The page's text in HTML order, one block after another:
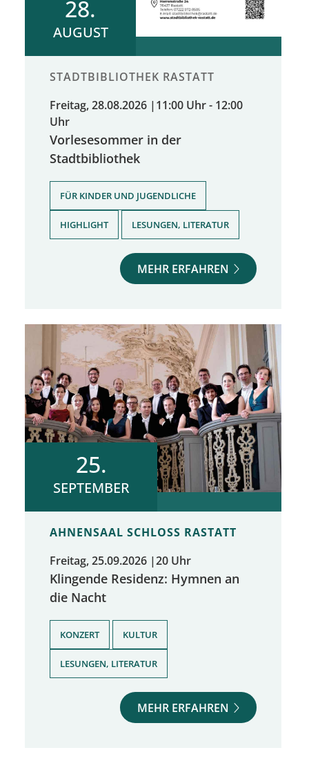
28.
AUGUST
STADTBIBLIOTHEK RASTATT
Freitag, 28.08.2026 | 11:00 Uhr - 12:00
Uhr
Vorlesesommer in der
Stadtbibliothek
FÜR KINDER UND JUGENDLICHE
HIGHLIGHT LESUNGEN, LITERATUR
MEHR ERFAHREN
25.
SEPTEMBER
AHNENSAAL SCHLOSS RASTATT
Freitag, 25.09.2026 |20 Uhr
Klingende Residenz: Hymnen an
die Nacht
KONZERT KULTUR
LESUNGEN, LITERATUR
MEHR ERFAHREN